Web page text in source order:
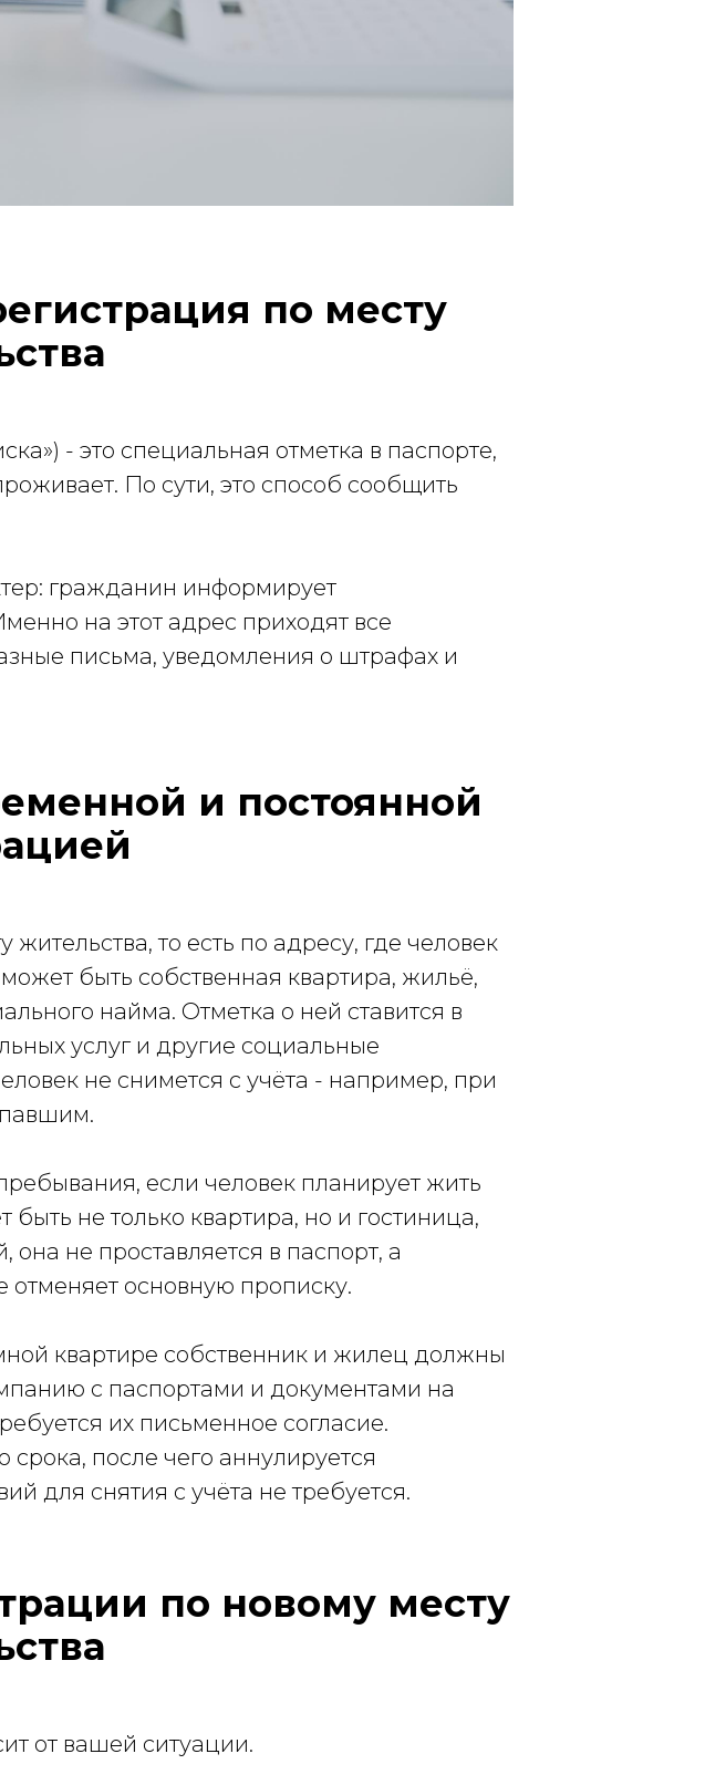
по месту
- это специальная отметка в паспорте,
По сути, это способ сообщить
гражданин информирует
на этот адрес приходят все
письма, уведомления о штрафах и
и постоянной
то есть по адресу, где человек
быть собственная квартира, жильё,
найма. Отметка о ней ставится в
услуг и другие социальные
не снимется с учёта - например, при
если человек планирует жить
не только квартира, но и гостиница,
не проставляется в паспорт, а
отменяет основную прописку.
квартире собственник и жилец должны
с паспортами и документами на
их письменное согласие.
срока, после чего аннулируется
для снятия с учёта не требуется.
по новому месту
от вашей ситуации.